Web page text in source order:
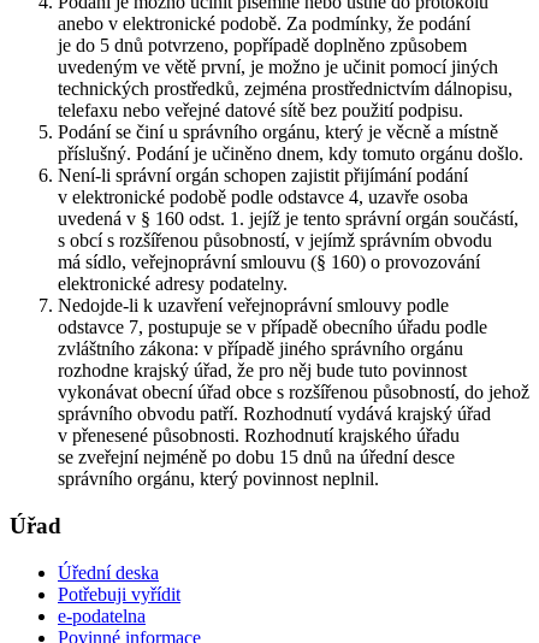
anebo v elektronické podobě. Za podmínky, že podání
je do 5 dnů potvrzeno, popřípadě doplněno způsobem
uvedeným ve větě první, je možno je učinit pomocí jiných
technických prostředků, zejména prostřednictvím dálnopisu,
telefaxu nebo veřejné datové sítě bez použití podpisu.
Podání se činí u správního orgánu, který je věcně a místně
příslušný. Podání je učiněno dnem, kdy tomuto orgánu došlo.
Není-li správní orgán schopen zajistit přijímání podání
v elektronické podobě podle odstavce 4, uzavře osoba
uvedená v § 160 odst. 1. jejíž je tento správní orgán součástí,
s obcí s rozšířenou působností, v jejímž správním obvodu
má sídlo, veřejnoprávní smlouvu (§ 160) o provozování
elektronické adresy podatelny.
Nedojde-li k uzavření veřejnoprávní smlouvy podle
odstavce 7, postupuje se v případě obecního úřadu podle
zvláštního zákona: v případě jiného správního orgánu
rozhodne krajský úřad, že pro něj bude tuto povinnost
vykonávat obecní úřad obce s rozšířenou působností, do jehož
správního obvodu patří. Rozhodnutí vydává krajský úřad
v přenesené působnosti. Rozhodnutí krajského úřadu
se zveřejní nejméně po dobu 15 dnů na úřední desce
správního orgánu, který povinnost neplnil.
Úřad
Úřední deska
Potřebuji vyřídit
e-podatelna
Povinné informace